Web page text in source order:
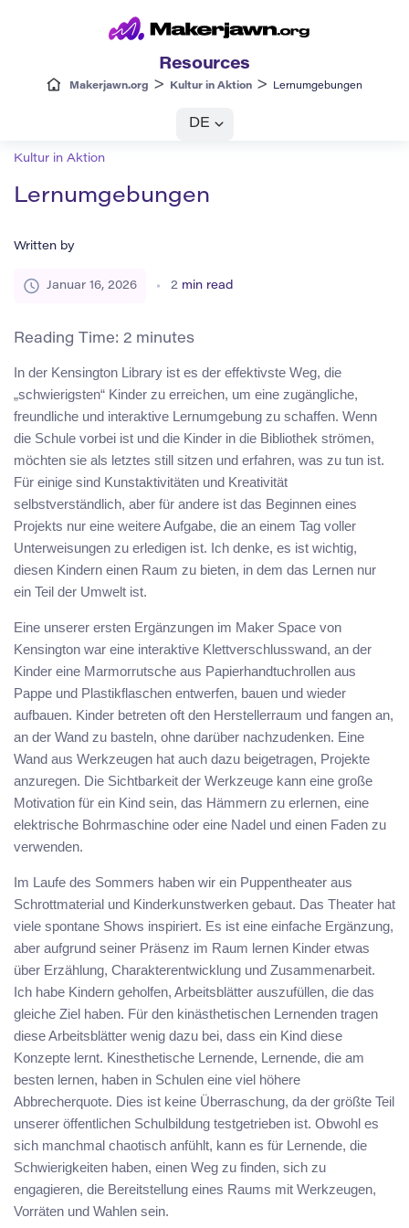
Resources
Makerjawn.org > Kultur in Aktion > Lernumgebungen
DE
Kultur in Aktion
Lernumgebungen
Written by
Januar 16, 2026 2 min read
Reading Time: 2 minutes
In der Kensington Library ist es der effektivste Weg, die
„schwierigsten“ Kinder zu erreichen, um eine zugängliche,
freundliche und interaktive Lernumgebung zu schaffen. Wenn
die Schule vorbei ist und die Kinder in die Bibliothek strömen,
möchten sie als letztes still sitzen und erfahren, was zu tun ist.
Für einige sind Kunstaktivitäten und Kreativität
selbstverständlich, aber für andere ist das Beginnen eines
Projekts nur eine weitere Aufgabe, die an einem Tag voller
Unterweisungen zu erledigen ist. Ich denke, es ist wichtig,
diesen Kindern einen Raum zu bieten, in dem das Lernen nur
ein Teil der Umwelt ist.
Eine unserer ersten Ergänzungen im Maker Space von
Kensington war eine interaktive Klettverschlusswand, an der
Kinder eine Marmorrutsche aus Papierhandtuchrollen aus
Pappe und Plastikflaschen entwerfen, bauen und wieder
aufbauen. Kinder betreten oft den Herstellerraum und fangen an,
an der Wand zu basteln, ohne darüber nachzudenken. Eine
Wand aus Werkzeugen hat auch dazu beigetragen, Projekte
anzuregen. Die Sichtbarkeit der Werkzeuge kann eine große
Motivation für ein Kind sein, das Hämmern zu erlernen, eine
elektrische Bohrmaschine oder eine Nadel und einen Faden zu
verwenden.
Im Laufe des Sommers haben wir ein Puppentheater aus
Schrottmaterial und Kinderkunstwerken gebaut. Das Theater hat
viele spontane Shows inspiriert. Es ist eine einfache Ergänzung,
aber aufgrund seiner Präsenz im Raum lernen Kinder etwas
über Erzählung, Charakterentwicklung und Zusammenarbeit.
Ich habe Kindern geholfen, Arbeitsblätter auszufüllen, die das
gleiche Ziel haben. Für den kinästhetischen Lernenden tragen
diese Arbeitsblätter wenig dazu bei, dass ein Kind diese
Konzepte lernt. Kinesthetische Lernende, Lernende, die am
besten lernen, haben in Schulen eine viel höhere
Abbrecherquote. Dies ist keine Überraschung, da der größte Teil
unserer öffentlichen Schulbildung testgetrieben ist. Obwohl es
sich manchmal chaotisch anfühlt, kann es für Lernende, die
Schwierigkeiten haben, einen Weg zu finden, sich zu
engagieren, die Bereitstellung eines Raums mit Werkzeugen,
Vorräten und Wahlen sein.